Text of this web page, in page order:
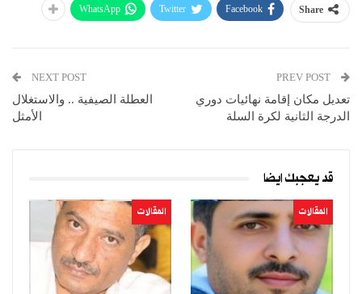
Share
Facebook
Twitter
WhatsApp
تعديل مكان إقامة نهائيات دوري
الدرجة الثانية لكرة السلة
NEXT POST
العطلة الصيفية .. والاستغلال
الأمثل
قد يعجبك ايضا
المقالات المقالات